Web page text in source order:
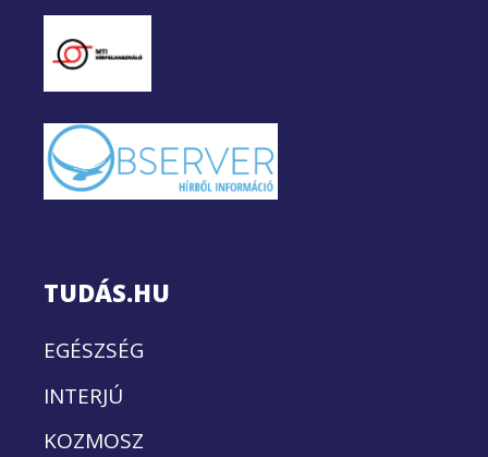
TUDÁS.HU
EGÉSZSÉG
INTERJÚ
KOZMOSZ